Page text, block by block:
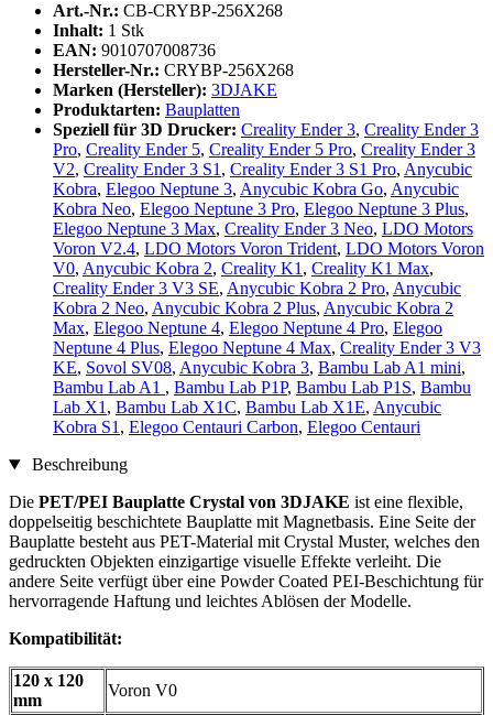
Art.-Nr.: CB-CRYBP-256X268
Inhalt: 1 Stk
EAN: 9010707008736
Hersteller-Nr.: CRYBP-256X268
Marken (Hersteller): 3DJAKE
Produktarten: Bauplatten
Speziell für 3D Drucker: Creality Ender 3, Creality Ender 3
Pro, Creality Ender 5, Creality Ender 5 Pro, Creality Ender 3
V2, Creality Ender 3 S1 , Creality Ender 3 S1 Pro, Anycubic
Kobra, Elegoo Neptune 3, Anycubic Kobra Go, Anycubic
Kobra Neo, Elegoo Neptune 3 Pro, Elegoo Neptune 3 Plus,
Elegoo Neptune 3 Max, Creality Ender 3 Neo, LDO Motors
Voron V2.4, LDO Motors Voron Trident, LDO Motors Voron
V0, Anycubic Kobra 2, Creality K1 , Creality K1 Max,
Creality Ender 3 V3 SE, Anycubic Kobra 2 Pro, Anycubic
Kobra 2 Neo, Anycubic Kobra 2 Plus, Anycubic Kobra 2
Max, Elegoo Neptune 4, Elegoo Neptune 4 Pro, Elegoo
Neptune 4 Plus, Elegoo Neptune 4 Max, Creality Ender 3 V3
KE, Sovol SV08, Anycubic Kobra 3, Bambu Lab A1 mini,
Bambu Lab A1 , Bambu Lab P1P, Bambu Lab P1S, Bambu
Lab X1 , Bambu Lab X1C, Bambu Lab X1E, Anycubic
Kobra S1 , Elegoo Centauri Carbon, Elegoo Centauri
Beschreibung
Die PET/PEI Bauplatte Crystal von 3DJAKE ist eine flexible,
doppelseitig beschichtete Bauplatte mit Magnetbasis. Eine Seite der
Bauplatte besteht aus PET-Material mit Crystal Muster, welches den
gedruckten Objekten einzigartige visuelle Effekte verleiht. Die
andere Seite verfügt über eine Powder Coated PEI-Beschichtung für
hervorragende Haftung und leichtes Ablösen der Modelle.
Kompatibilität:
120 x 120
mm
Voron V0